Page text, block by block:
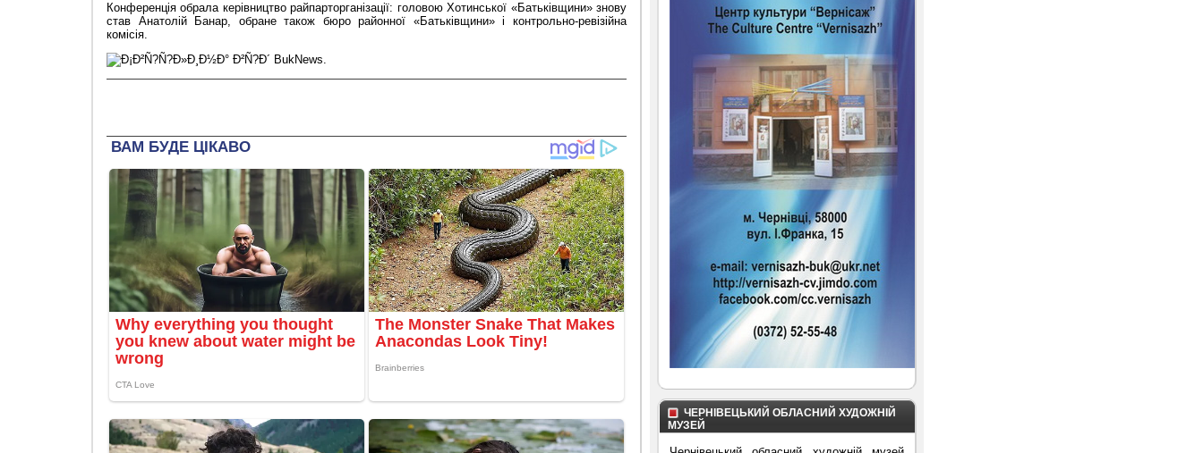
Конференція обрала керівництво райпарторганізації: головою Хотинської «Батьківщини» знову
став Анатолій Банар, обране також бюро районної «Батьківщини» і контрольно-ревізійна
комісія.
ЧЕРНІВЕЦЬКИЙ ОБЛАСНИЙ ХУДОЖНІЙ
МУЗЕЙ